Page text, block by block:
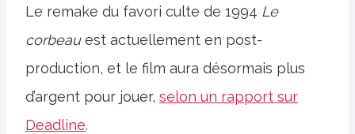
Le remake du favori culte de 1994 Le
corbeauest actuellement en post-
production, et le film aura désormais plus
d’argent pour jouer, selon un rapport sur
Deadline.